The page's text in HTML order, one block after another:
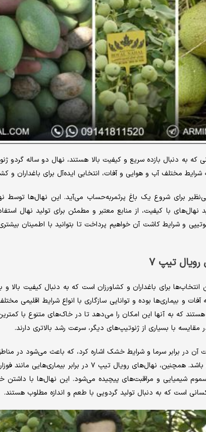
مختلف آب و هوایی و آفات، انتخابی ایده‌آل برای باغداران و
آن، فرصتی بی‌نظیر برای شروع یک باغ پرثمربه‌حساب می‌آید. این نهال‌ها توسط
با کیفیت، از منابع معتبر و مطمئن برای تولید نهال
و شرایط کاشت آن خواهیم پرداخت تا بتوانید با اطمینان
تیپ ۷
تیپ ۷ یکی از بهترین انتخاب‌ها برای باغداران و کشاورزان است که به دنبال
و بیماری‌ها بوده و توانایی سازگاری با انواع شرایط اقلیمی
هستند که به آنها این امکان را می‌دهد تا در خاک‌های متنوع با
با بسیاری از ژنوتیپ‌های دیگر، سرعت رشد بالاتری دارند.
آن در برابر سرما و شرایط خشک اشاره کرد، که باعث می‌شود در
شرایط سخت آب و هوایی، عملکرد خوبی داشته باشد. همچنین، نهال‌های
شیمیایی و مراقبت‌های پیچیده می‌شود. این نهال‌ها با
کسانی است که به دنبال تولید گردویی با طعم و اندازه مطلوب هستند.